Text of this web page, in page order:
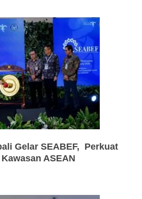
Gelar SEABEF, Perkuat
ASEAN